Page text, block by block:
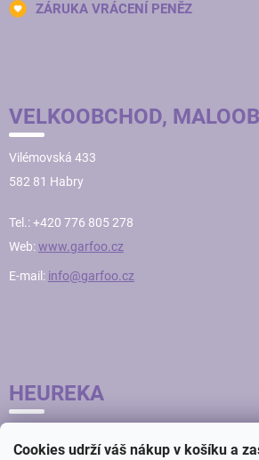
Cookies udrží váš nákup v košíku a
ZÁRUKA VRÁCENÍ PENĚZ
VELKOOBCHOD,
Vilémovská 433
582 81 Habry
Tel.: +420 776 805 278
Web:www.garfoo.cz
E-mail: info@garfoo.cz
HEUREKA